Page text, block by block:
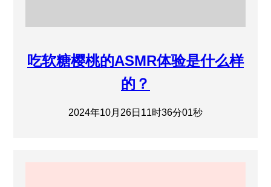
吃软糖樱桃的ASMR体验是什么样
的？
2024年10月26日11时36分01秒